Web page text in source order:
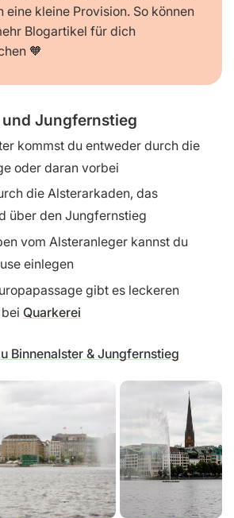
eine kleine Provision. So können
Blogartikel für dich
🧡
Jungfernstieg
kommst du entweder durch die
oder daran vorbei
die Alsterarkaden, das
über den Jungfernstieg
vom Alsteranleger kannst du
einlegen
gibt es leckeren
Quarkerei
Binnenalster & Jungfernstieg